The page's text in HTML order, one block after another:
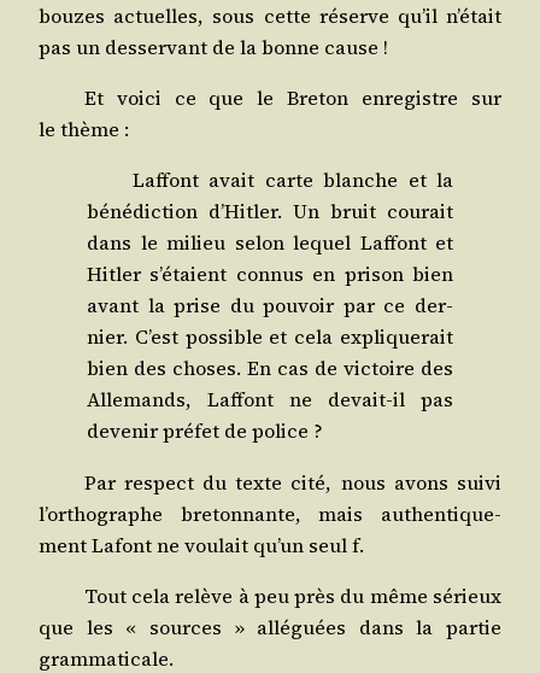
bouzes actuelles, sous cette réserve qu’il n’é­tait
pas un des­ser­vant de la bonne cause !
Et voi­ci ce que le Bre­ton enre­gistre sur
le thème :
Laf­font avait carte blanche et la
béné­dic­tion d’Hit­ler. Un bruit cou­rait
dans le milieu selon lequel Laf­font et
Hit­ler s’é­taient connus en pri­son bien
avant la prise du pou­voir par ce der­
nier. C’est pos­sible et cela expli­que­rait
bien des choses. En cas de vic­toire des
Alle­mands, Laf­font ne devait-il pas
deve­nir pré­fet de police ?
Par res­pect du texte cité, nous avons sui­vi
l’or­tho­graphe bre­ton­nante, mais authen­ti­que­
ment Lafont ne vou­lait qu’un seul f.
Tout cela relève à peu près du même sérieux
que les « sources » allé­guées dans la par­tie
grammaticale.